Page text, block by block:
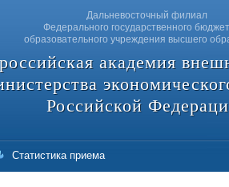
Дальневосточный филиал
Федерального государственного
образовательного учреждения высшего
академия
Российской
Статистика приема